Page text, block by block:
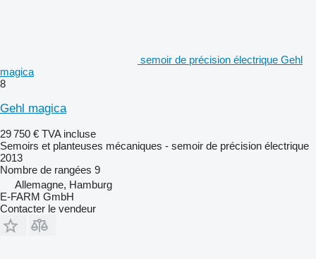
semoir de précision électrique Gehl
magica
8
Gehl magica
29 750 € TVA incluse
Semoirs et planteuses mécaniques - semoir de précision électrique
2013
Nombre de rangées 9
Allemagne, Hamburg
E-FARM GmbH
Contacter le vendeur